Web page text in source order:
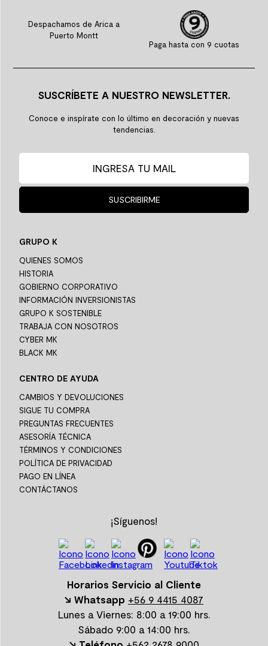
Despachamos de Arica a
Puerto Montt
Paga hasta con 9 cuotas
SUSCRÍBETE A NUESTRO NEWSLETTER.
Conoce e inspírate con lo último en decoración y nuevas
tendencias.
SUSCRIBIRME
GRUPO K
QUIENES SOMOS
HISTORIA
GOBIERNO CORPORATIVO
INFORMACIÓN INVERSIONISTAS
GRUPO K SOSTENIBLE
TRABAJA CON NOSOTROS
CYBER MK
BLACK MK
CENTRO DE AYUDA
CAMBIOS Y DEVOLUCIONES
SIGUE TU COMPRA
PREGUNTAS FRECUENTES
ASESORÍA TÉCNICA
TÉRMINOS Y CONDICIONES
POLÍTICA DE PRIVACIDAD
PAGO EN LÍNEA
CONTÁCTANOS
¡Síguenos!
Horarios Servicio al Cliente
↘ Whatsapp +56 9 4415 4087
Lunes a Viernes: 8:00 a 19:00 hrs.
Sábado 9:00 a 14:00 hrs.